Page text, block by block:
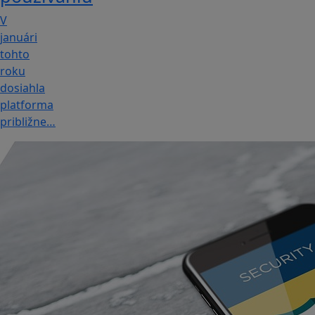
V
januári
tohto
roku
dosiahla
platforma
približne…